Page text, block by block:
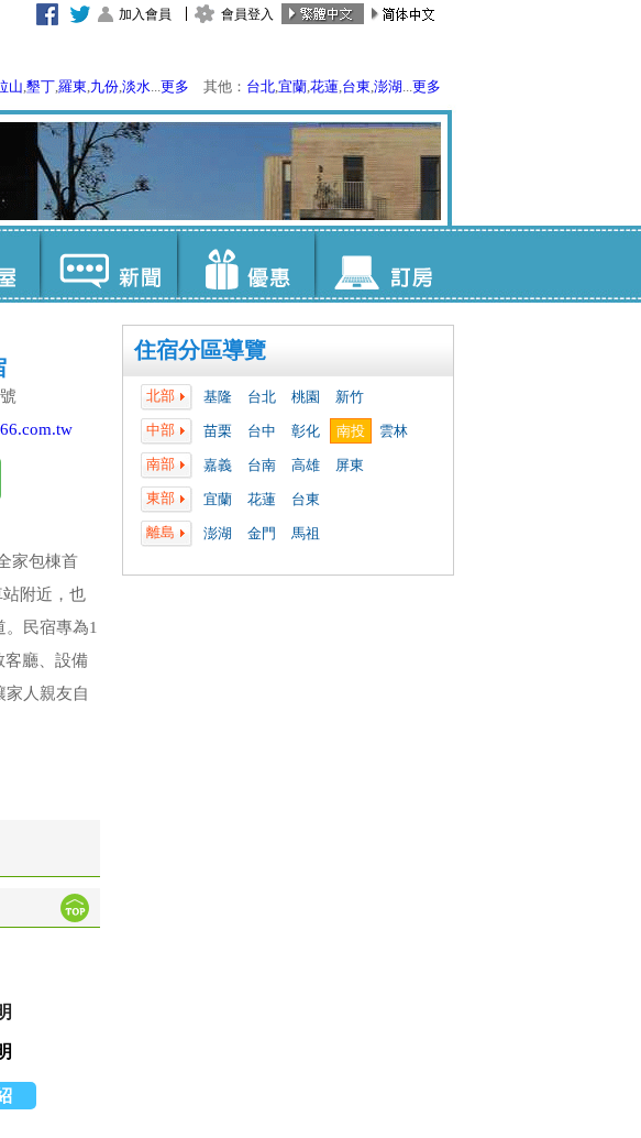
加入會員 會員登入
山,墾丁,羅東,九份,淡水...更多 其他： 台北,宜蘭,花蓮,台東,澎湖...更多
住宿分區導覽
北部 基隆 台北 桃園
新竹
中部
苗栗 台中 彰化 南投
雲林
南部
嘉義 台南 高雄
屏東
東部
宜蘭 花蓮
台東
離島
澎湖 金門 馬祖
號
家包棟首
附近，也
民宿專為1
客廳、設備
家人親友自